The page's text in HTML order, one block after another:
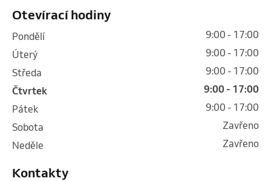
Otevírací hodiny
pondělí
9:00 - 17:00
úterý
9:00 - 17:00
středa
9:00 - 17:00
čtvrtek
9:00 - 17:00
pátek
9:00 - 17:00
sobota
Zavřeno
neděle
Zavřeno
Kontakty